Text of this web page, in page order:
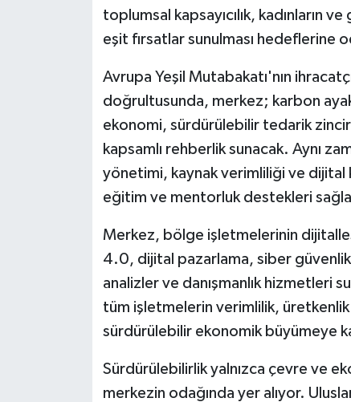
toplumsal kapsayıcılık, kadınların
eşit fırsatlar sunulması hedeflerine
Avrupa Yeşil Mutabakatı'nın
doğrultusunda, merkez; karbon
ekonomi, sürdürülebilir tedarik
kapsamlı rehberlik sunacak. Aynı
yönetimi, kaynak verimliliği ve dijital
eğitim ve mentorluk destekleri
Merkez, bölge işletmelerinin
4.0, dijital pazarlama, siber
analizler ve danışmanlık hizmetleri
tüm işletmelerin verimlilik,
sürdürülebilir ekonomik büyümeye
Sürdürülebilirlik yalnızca çevre ve
merkezin odağında yer alıyor.